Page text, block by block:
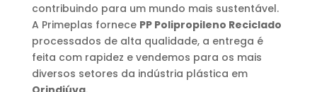
contribuindo para um mundo mais sustentável.
A Primeplas fornece PP Polipropileno Reciclado
processados de alta qualidade, a entrega é
feita com rapidez e vendemos para os mais
diversos setores da indústria plástica em